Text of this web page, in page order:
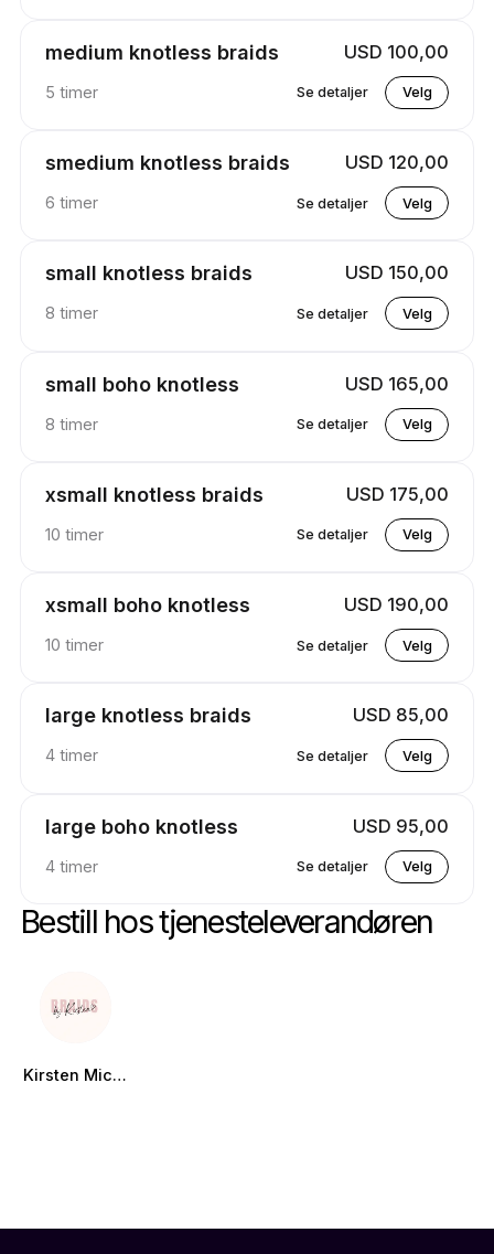
medium knotless braids USD 100,00
5 timer Se detaljer Velg
smedium knotless braids USD 120,00
6 timer Se detaljer Velg
small knotless braids USD 150,00
8 timer Se detaljer Velg
small boho knotless USD 165,00
8 timer Se detaljer Velg
xsmall knotless braids USD 175,00
10 timer Se detaljer Velg
xsmall boho knotless USD 190,00
10 timer Se detaljer Velg
large knotless braids USD 85,00
4 timer Se detaljer Velg
large boho knotless USD 95,00
4 timer Se detaljer Velg
Bestill hos tjenesteleverandøren
Kirsten Michelle